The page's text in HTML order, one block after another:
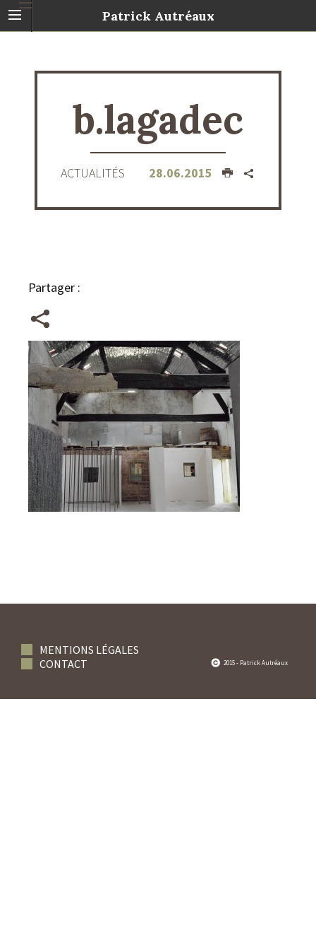
Patrick Autréaux
b.lagadec
ACTUALITÉS 28.06.2015
Partager :
2015 - Patrick Autréaux
MENTIONS LÉGALES
CONTACT